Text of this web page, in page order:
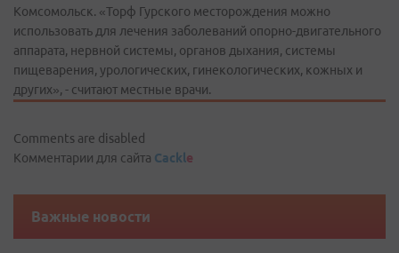
Комсомольск. «Торф Гурского месторождения можно
использовать для лечения заболеваний опорно-двигательного
аппарата, нервной системы, органов дыхания, системы
пищеварения, урологических, гинекологических, кожных и
других», - считают местные врачи.
Comments are disabled
Комментарии для сайта Cackle
Важные новости